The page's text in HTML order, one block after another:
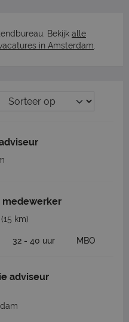
Bekijk alle
in Amsterdam
medewerker
(15 km)
32 - 40 uur MBO
adviseur